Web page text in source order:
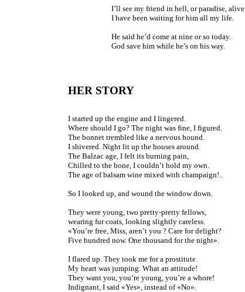
I’ll see my friend in hell, or paradise, alive.
I have been waiting for him all my life.
He said he’d come at nine or so today.
God save him while he’s on his way.
HER STORY
I started up the engine and I lingered.
Where should I go? The night was fine, I figured.
The bonnet trembled like a nervous hound.
I shivered. Night lit up the houses around.
The Balzac age, I felt its burning pain,
Chilled to the bone, I couldn’t hold my own.
The age of balsam wine mixed with champaign!..
So I looked up, and wound the window down.
They were young, two pretty-pretty fellows,
wearing fur coats, looking slightly careless.
«You’re free, Miss, aren’t you ? Care for delight?
Five hundred now. One thousand for the night».
I flared up. They took me for a prostitute.
My heart was jumping. What an attitude!
They want you, you’re young, you’re a whore!
Indignant, I said «Yes», instead of «No».